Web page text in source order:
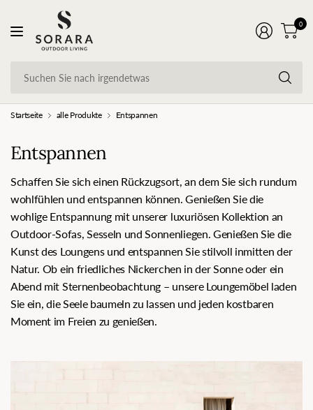
0
Startseite alle Produkte Entspannen
Entspannen
Schaffen Sie sich einen Rückzugsort, an dem Sie sich rundum
wohlfühlen und entspannen können. Genießen Sie die
wohlige Entspannung mit unserer luxuriösen Kollektion an
Outdoor-Sofas, Sesseln und Sonnenliegen. Genießen Sie die
Kunst des Loungens und entspannen Sie stilvoll inmitten der
Natur. Ob ein friedliches Nickerchen in der Sonne oder ein
Abend mit Sternenbeobachtung – unsere Loungemöbel laden
Sie ein, die Seele baumeln zu lassen und jeden kostbaren
Moment im Freien zu genießen.